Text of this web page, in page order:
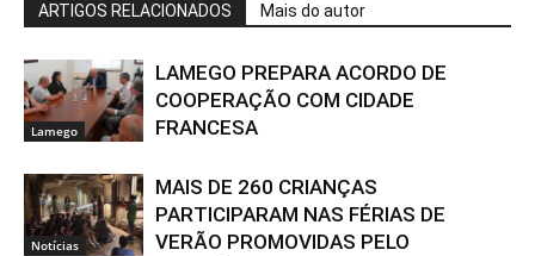
ARTIGOS RELACIONADOS Mais do autor
Lamego
LAMEGO PREPARA ACORDO DE
COOPERAÇÃO COM CIDADE
FRANCESA
Notícias
MAIS DE 260 CRIANÇAS
PARTICIPARAM NAS FÉRIAS DE
VERÃO PROMOVIDAS PELO